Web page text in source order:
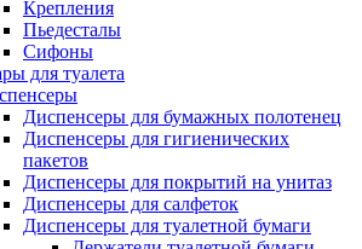
Крепления
Пьедесталы
Сифоны
для туалета
Диспенсеры для бумажных полотенец
Диспенсеры для гигиенических
пакетов
Диспенсеры для покрытий на унитаз
Диспенсеры для салфеток
Диспенсеры для туалетной бумаги